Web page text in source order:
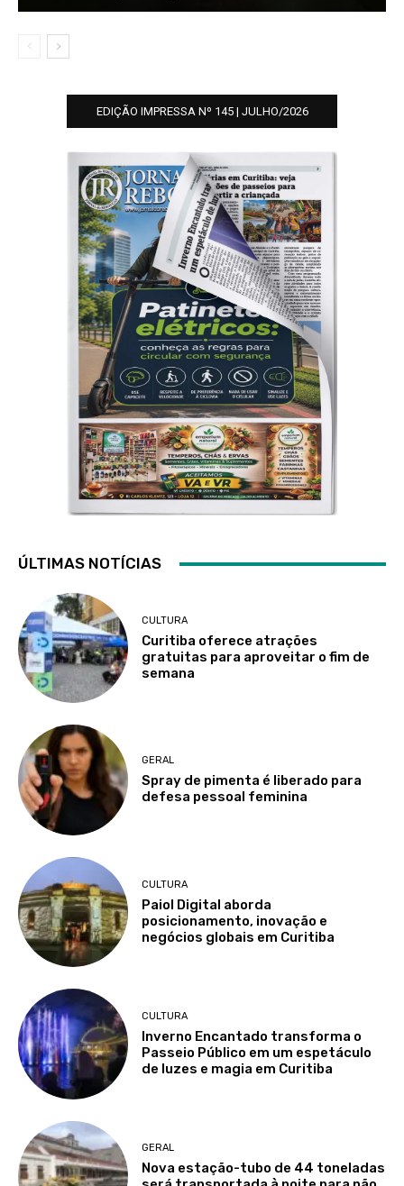
EDIÇÃO IMPRESSA Nº 145 | JULHO/2026
ÚLTIMAS NOTÍCIAS
CULTURA
Curitiba oferece atrações
gratuitas para aproveitar o fim de
semana
GERAL
Spray de pimenta é liberado para
defesa pessoal feminina
CULTURA
Paiol Digital aborda
posicionamento, inovação e
negócios globais em Curitiba
CULTURA
Inverno Encantado transforma o
Passeio Público em um espetáculo
de luzes e magia em Curitiba
GERAL
Nova estação-tubo de 44 toneladas